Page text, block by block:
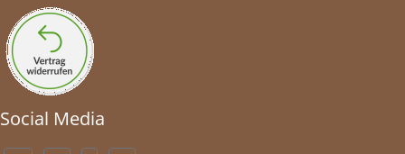
Social Media